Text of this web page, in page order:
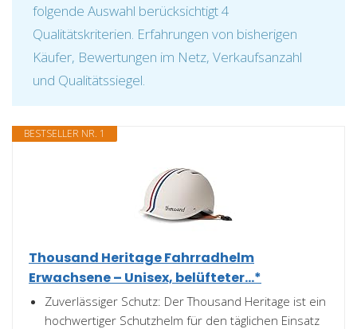
folgende Auswahl berücksichtigt 4
Qualitätskriterien. Erfahrungen von bisherigen
Käufer, Bewertungen im Netz, Verkaufsanzahl
und Qualitätssiegel.
BESTSELLER NR. 1
Thousand Heritage Fahrradhelm
Erwachsene – Unisex, belüfteter...*
Zuverlässiger Schutz: Der Thousand Heritage ist ein
hochwertiger Schutzhelm für den täglichen Einsatz